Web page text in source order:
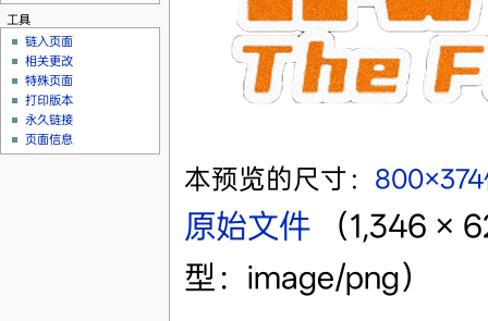
本预览的尺寸：
原始文件‎
（1,346 ×
型：image/png）
工具
链入页面
相关更改
特殊页面
打印版本
永久链接
页面信息